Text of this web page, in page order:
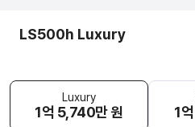
LS500h Luxury
Luxury
1억 5,740만 원 1